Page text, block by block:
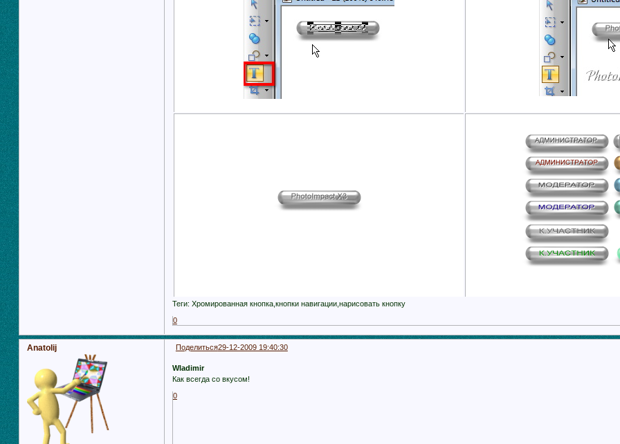
Теги: Хромированная кнопка,кнопки навигации,нарисовать кнопку
0
Поделиться29-12-2009 19:40:30
Anatolij
Wladimir
Как всегда со вкусом!
0